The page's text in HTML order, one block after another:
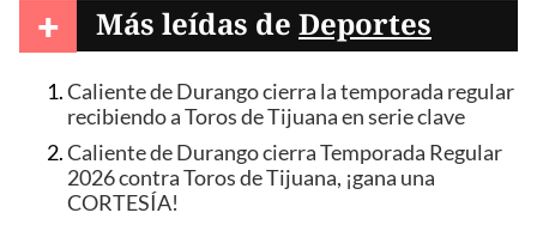
+ Más leídas de Deportes
Caliente de Durango cierra la temporada regular
recibiendo a Toros de Tijuana en serie clave
Caliente de Durango cierra Temporada Regular
2026 contra Toros de Tijuana, ¡gana una
CORTESÍA!